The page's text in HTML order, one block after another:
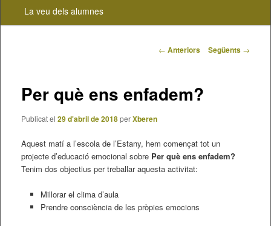
contingut
La veu dels alumnes
Navegació
← Anteriors Següents →
Per què ens enfadem?
Publicat el 29 d'abril de 2018perXberen
Aquest matí a l’escola de l’Estany, hem començat tot un
projecte d’educació emocional sobre Per què ens enfadem?
Tenim dos objectius per treballar aquesta activitat:
Millorar el clima d’aula
Prendre consciència de les pròpies emocions